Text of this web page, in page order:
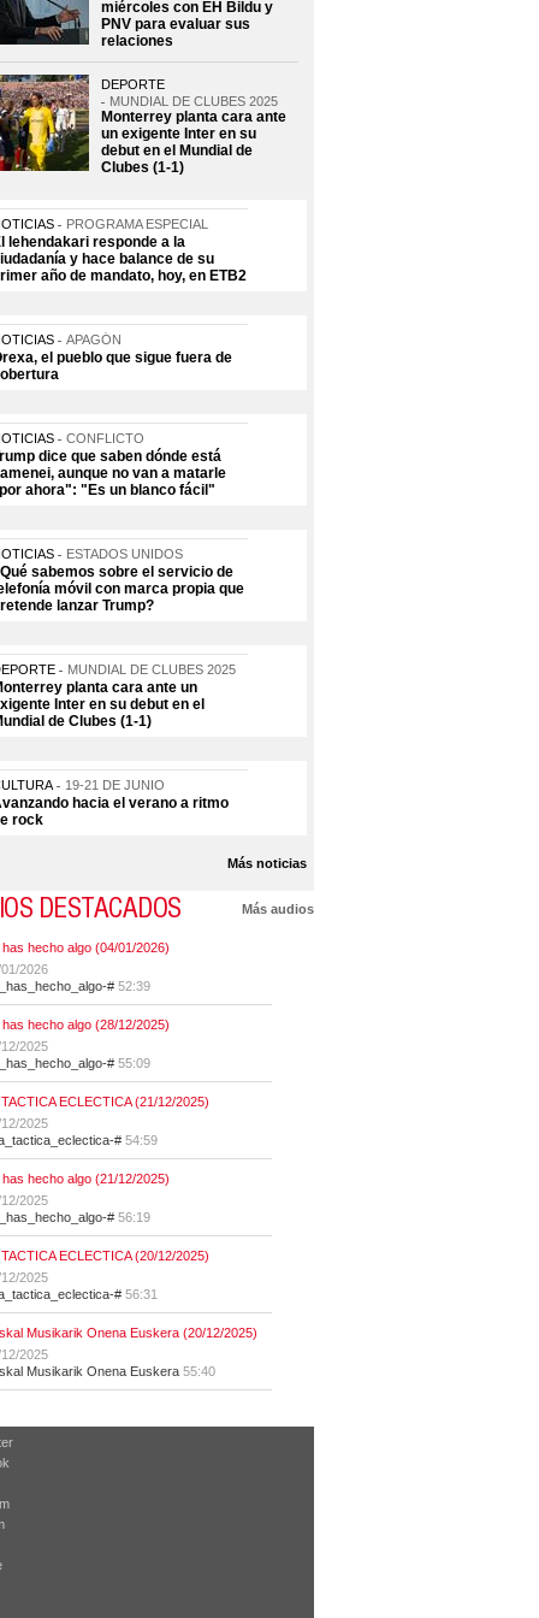
miércoles con EH Bildu y
PNV para evaluar sus
relaciones
DEPORTE
MUNDIAL DE CLUBES 2025
Monterrey planta cara ante
un exigente Inter en su
debut en el Mundial de
Clubes (1-1)
PROGRAMA ESPECIAL
lehendakari responde a la
y hace balance de su
año de mandato, hoy, en ETB2
APAGÓN
el pueblo que sigue fuera de
CONFLICTO
dice que saben dónde está
aunque no van a matarle
ahora": "Es un blanco fácil"
ESTADOS UNIDOS
sabemos sobre el servicio de
móvil con marca propia que
lanzar Trump?
MUNDIAL DE CLUBES 2025
planta cara ante un
Inter en su debut en el
de Clubes (1-1)
19-21 DE JUNIO
hacia el verano a ritmo
rock
Más noticias
DESTACADOS Más audios
hecho algo (04/01/2026)
2026
# 52:39
hecho algo (28/12/2025)
2025
# 55:09
TACTICA ECLECTICA (21/12/2025)
2025
# 54:59
hecho algo (21/12/2025)
2025
# 56:19
TACTICA ECLECTICA (20/12/2025)
2025
# 56:31
Musikarik Onena Euskera (20/12/2025)
2025
Musikarik Onena Euskera 55:40